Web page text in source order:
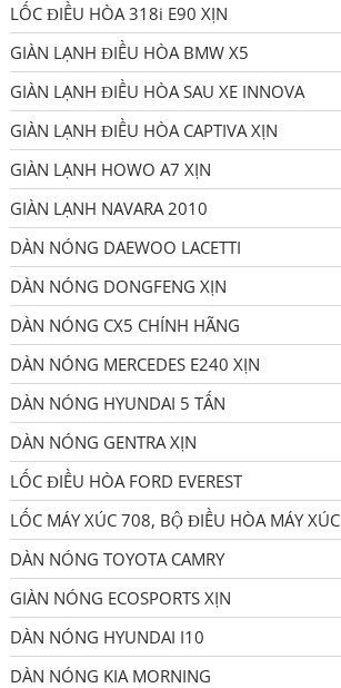
LỐC ĐIỀU HÒA 318i E90 XỊN
GIÀN LẠNH ĐIỀU HÒA BMW X5
GIÀN LẠNH ĐIỀU HÒA SAU XE INNOVA
GIÀN LẠNH ĐIỀU HÒA CAPTIVA XỊN
GIÀN LẠNH HOWO A7 XỊN
GIÀN LẠNH NAVARA 2010
DÀN NÓNG DAEWOO LACETTI
DÀN NÓNG DONGFENG XỊN
DÀN NÓNG CX5 CHÍNH HÃNG
DÀN NÓNG MERCEDES E240 XỊN
DÀN NÓNG HYUNDAI 5 TẤN
DÀN NÓNG GENTRA XỊN
LỐC ĐIỀU HÒA FORD EVEREST
LỐC MÁY XÚC 708, BỘ ĐIỀU HÒA MÁY XÚC
DÀN NÓNG TOYOTA CAMRY
GIÀN NÓNG ECOSPORTS XỊN
DÀN NÓNG HYUNDAI I10
DÀN NÓNG KIA MORNING